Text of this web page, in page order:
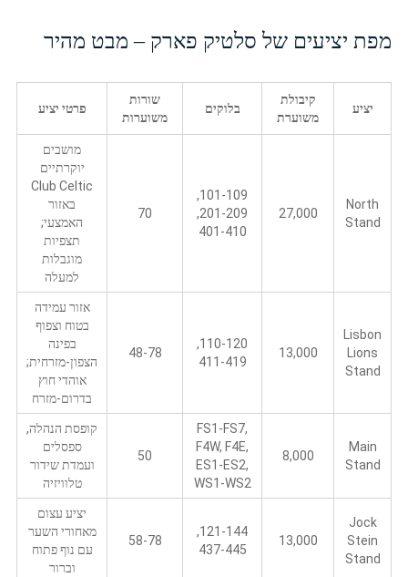
מפת יציעים של סלטיק פארק – מבט מהיר
יציע
קיבולת
משוערת
בלוקים
שורות
משוערות
פרטי יציע
North
Stand
27,000
101-109,
201-209,
401-410
70
מושבים
יוקרתיים
Club Celtic
באזור
האמצעי;
תצפיות
מוגבלות
למעלה
Lisbon
Lions
Stand
13,000
110-120,
411-419
48-78
אזור עמידה
בטוח וצפוף
בפינה
הצפון-מזרחית;
אוהדי חוץ
בדרום-מזרח
Main
Stand
8,000
FS1-FS7,
F4W, F4E,
ES1-ES2,
WS1-WS2
50
קופסת הנהלה,
ספסלים
ועמדת שידור
טלוויזיה
Jock
Stein
Stand
13,000
121-144,
437-445
58-78
יציע עצום
מאחורי השער
עם נוף פתוח
וברור